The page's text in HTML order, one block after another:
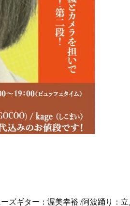
ズギター：渥美幸裕 /阿波踊り：